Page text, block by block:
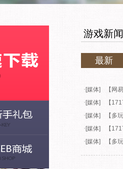
游戏新闻
最新
· [媒体]
【网
· [媒体]
【
· [媒体]
【多
· [媒体]
【
· [媒体] 【多